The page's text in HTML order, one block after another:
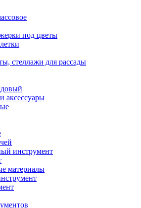
под цветы
стеллажи для рассады
аксессуары
инструмент
материалы